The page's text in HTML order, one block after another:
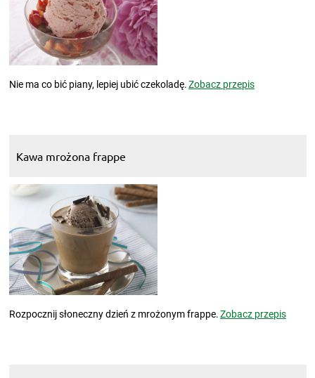
Nie ma co bić piany, lepiej ubić czekoladę.Zobacz przepis
Kawa mrożona frappe
Rozpocznij słoneczny dzień z mrożonym frappe.Zobacz przepis